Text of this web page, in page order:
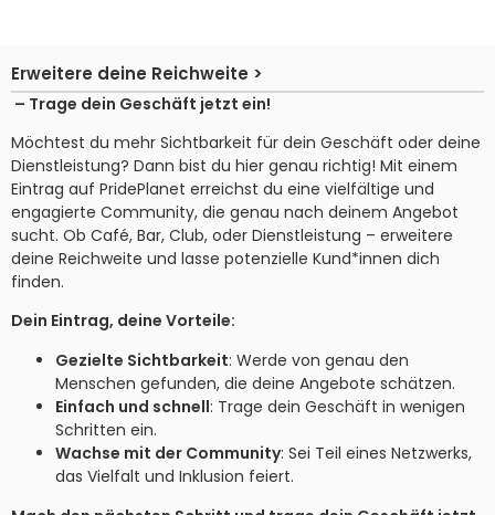
Erweitere deine Reichweite >
– Trage dein Geschäft jetzt ein!
Möchtest du mehr Sichtbarkeit für dein Geschäft oder deine
Dienstleistung? Dann bist du hier genau richtig! Mit einem
Eintrag auf PridePlanet erreichst du eine vielfältige und
engagierte Community, die genau nach deinem Angebot
sucht. Ob Café, Bar, Club, oder Dienstleistung – erweitere
deine Reichweite und lasse potenzielle Kund*innen dich
finden.
Dein Eintrag, deine Vorteile:
Gezielte Sichtbarkeit: Werde von genau den
Menschen gefunden, die deine Angebote schätzen.
Einfach und schnell: Trage dein Geschäft in wenigen
Schritten ein.
Wachse mit der Community: Sei Teil eines Netzwerks,
das Vielfalt und Inklusion feiert.